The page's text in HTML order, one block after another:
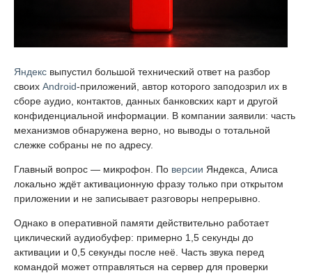
Яндекс выпустил большой технический ответ на разбор
своих Android-приложений, автор которого заподозрил их в
сборе аудио, контактов, данных банковских карт и другой
конфиденциальной информации. В компании заявили: часть
механизмов обнаружена верно, но выводы о тотальной
слежке собраны не по адресу.
Главный вопрос — микрофон. По версии Яндекса, Алиса
локально ждёт активационную фразу только при открытом
приложении и не записывает разговоры непрерывно.
Однако в оперативной памяти действительно работает
циклический аудиобуфер: примерно 1,5 секунды до
активации и 0,5 секунды после неё. Часть звука перед
командой может отправляться на сервер для проверки